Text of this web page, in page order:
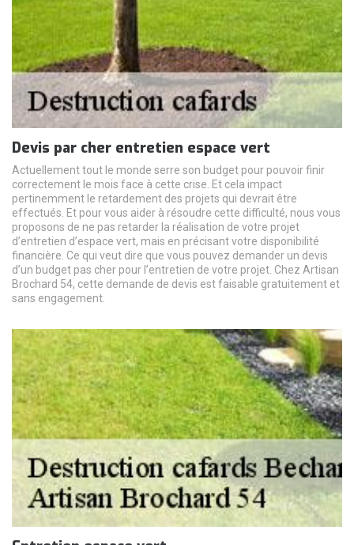
Devis par cher entretien espace vert
Actuellement tout le monde serre son budget pour pouvoir finir
correctement le mois face à cette crise. Et cela impact
pertinemment le retardement des projets qui devrait être
effectués. Et pour vous aider à résoudre cette difficulté, nous vous
proposons de ne pas retarder la réalisation de votre projet
d’entretien d’espace vert, mais en précisant votre disponibilité
financière. Ce qui veut dire que vous pouvez demander un devis
d’un budget pas cher pour l’entretien de votre projet. Chez Artisan
Brochard 54, cette demande de devis est faisable gratuitement et
sans engagement.